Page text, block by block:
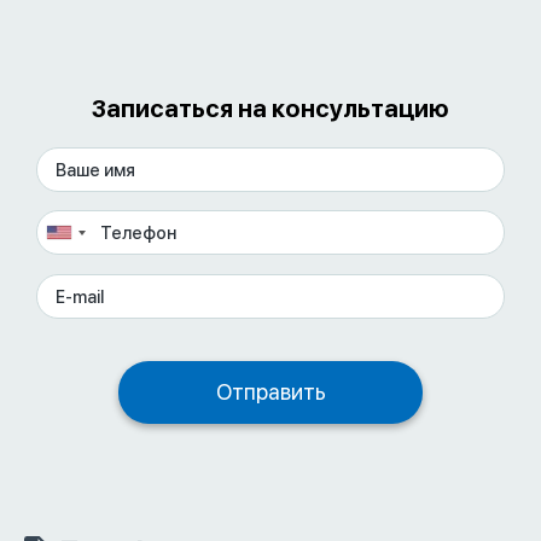
Записаться на консультацию